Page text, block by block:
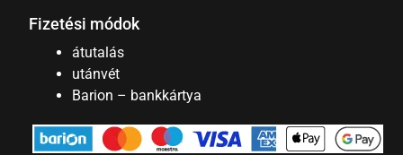
Fizetési módok
átutalás
utánvét
Barion – bankkártya